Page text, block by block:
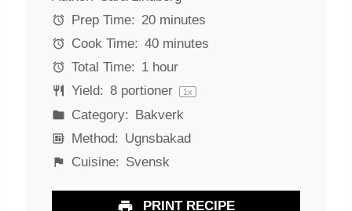
r
a
r
s
a
r
s
a
r
s
aPrep Time: 20 minutes
Cook Time: 40 minutes
Total Time: 1 hour
Yield: 8portioner 1x
Category: Bakverk
Method: Ugnsbakad
Cuisine: Svensk
PRINT RECIPE